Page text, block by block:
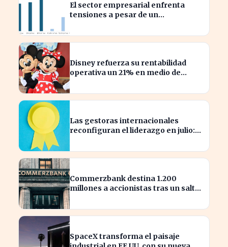
El sector empresarial enfrenta
tensiones a pesar de un
Disney refuerza su rentabilidad
operativa un 21% en medio de
Las gestoras internacionales
reconfiguran el liderazgo en julio:
nombrados?
Commerzbank destina 1.200
millones a accionistas tras un salto
SpaceX transforma el paisaje